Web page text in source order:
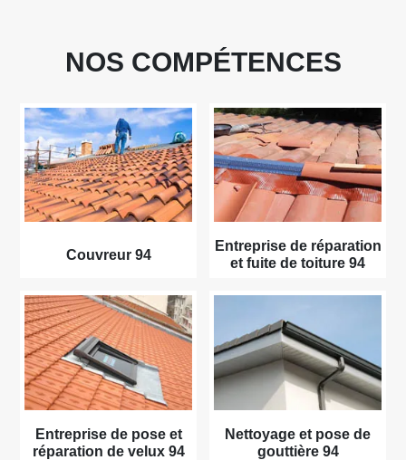
NOS COMPÉTENCES
Couvreur 94
Entreprise de réparation
et fuite de toiture 94
Entreprise de pose et
réparation de velux 94
Nettoyage et pose de
gouttière 94